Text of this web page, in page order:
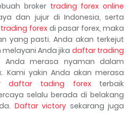
broker trading forex online
dan jujur di Indonesia, serta
forex di pasar forex, maka
yang pasti. Anda akan terkejut
Anda jika daftar trading
merasa nyaman dalam
Kami yakin Anda akan merasa
daftar tading forexterbaik
selalu berada di belakang
Daftar victory sekarang juga